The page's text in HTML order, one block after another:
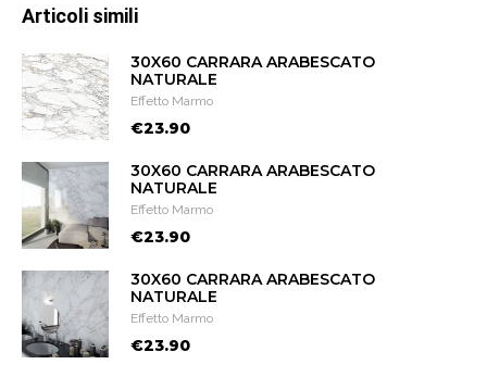
Articoli simili
30X60 CARRARA ARABESCATO
NATURALE
Effetto Marmo
€23.90
30X60 CARRARA ARABESCATO
NATURALE
Effetto Marmo
€23.90
30X60 CARRARA ARABESCATO
NATURALE
Effetto Marmo
€23.90